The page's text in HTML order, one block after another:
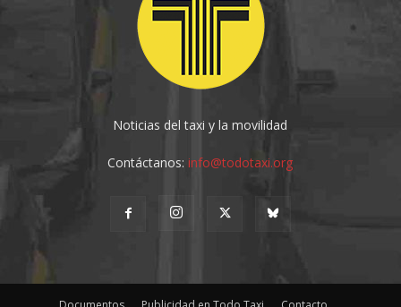
Noticias del taxi y la movilidad
Contáctanos:info@todotaxi.org